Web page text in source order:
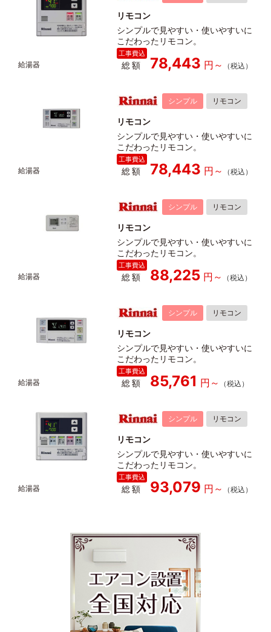
リモコン
シンプルで見やすい・使いやすいに
こだわったリモコン。
総額 78,443
シンプル リモコン
リモコン
シンプルで見やすい・使いやすいに
こだわったリモコン。
総額 78,443
シンプル リモコン
リモコン
シンプルで見やすい・使いやすいに
こだわったリモコン。
総額 88,225
シンプル リモコン
リモコン
シンプルで見やすい・使いやすいに
こだわったリモコン。
総額 85,761
シンプル リモコン
リモコン
シンプルで見やすい・使いやすいに
こだわったリモコン。
総額 93,079